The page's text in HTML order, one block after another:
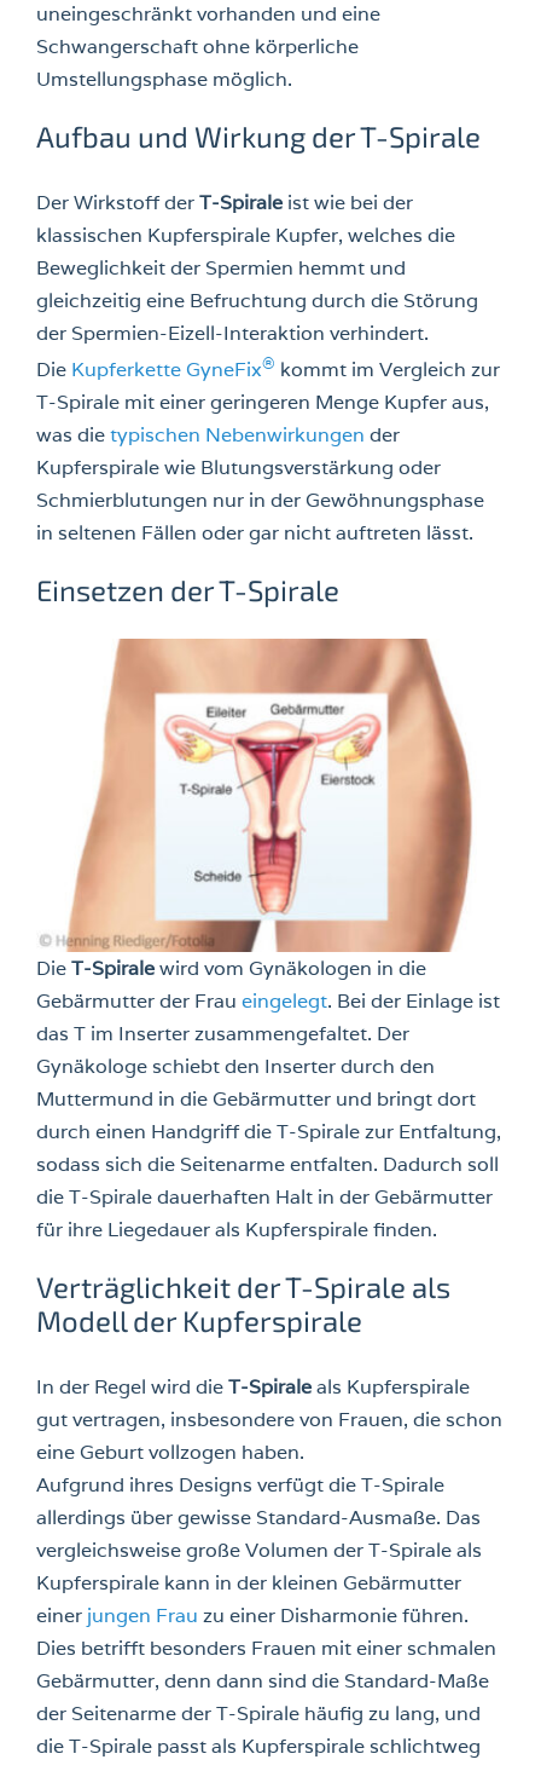
uneingeschränkt vorhanden und eine
Schwangerschaft ohne körperliche
Umstellungsphase möglich.
Aufbau und Wirkung der T-Spirale
Der Wirkstoff derT-Spiraleist wie bei der
klassischen Kupferspirale Kupfer, welches die
Beweglichkeit der Spermien hemmt und
gleichzeitig eine Befruchtung durch die Störung
der Spermien-Eizell-Interaktion verhindert.
Die Kupferkette GyneFix® kommt im Vergleich zur
T-Spirale mit einer geringeren Menge Kupfer aus,
was dietypischen Nebenwirkungen der
Kupferspirale wie Blutungsverstärkung oder
Schmierblutungen nur in der Gewöhnungsphase
in seltenen Fällen oder gar nicht auftreten lässt.
Einsetzen der T-Spirale
DieT-Spiralewird vom Gynäkologen in die
Gebärmutter der Frau eingelegt. Bei der Einlage ist
das T im Inserter zusammengefaltet. Der
Gynäkologe schiebt den Inserter durch den
Muttermund in die Gebärmutter und bringt dort
durch einen Handgriff die T-Spirale zur Entfaltung,
sodass sich die Seitenarme entfalten. Dadurch soll
die T-Spirale dauerhaften Halt in der Gebärmutter
für ihre Liegedauer als Kupferspirale finden.
Verträglichkeit der T-Spirale als
Modell der Kupferspirale
In der Regel wird dieT-Spiraleals Kupferspirale
gut vertragen, insbesondere von Frauen, die schon
eine Geburt vollzogen haben.
Aufgrund ihres Designs verfügt die T-Spirale
allerdings über gewisse Standard-Ausmaße. Das
vergleichsweise große Volumen der T-Spirale als
Kupferspirale kann in der kleinen Gebärmutter
einer jungen Frau zu einer Disharmonie führen.
Dies betrifft besonders Frauen mit einer schmalen
Gebärmutter, denn dann sind die Standard-Maße
der Seitenarme der T-Spirale häufig zu lang, und
die T-Spirale passt als Kupferspirale schlichtweg